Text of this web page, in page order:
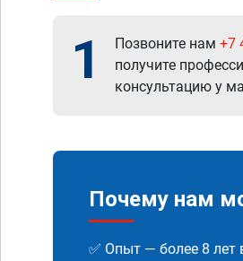
1 Позвоните нам +7
получите
консультацию у
Почему нам
✅ Опыт — более 8 лет